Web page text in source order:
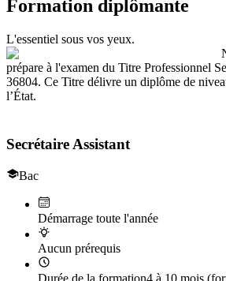
Formation diplômante
L'essentiel sous vos yeux.
prépare à l'examen du Titre Professionnel
36804. Ce Titre délivre un diplôme de
l’État.
Secrétaire Assistant
Bac
Démarrage toute l'année
Aucun prérequis